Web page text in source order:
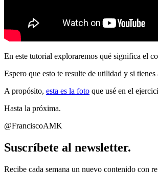
En este tutorial exploraremos qué significa el
Espero que esto te resulte de utilidad y si
A propósito, esta es la foto que usé en el
Hasta la próxima.
@FranciscoAMK
Suscríbete al newsletter.
Recibe cada semana un nuevo contenido con